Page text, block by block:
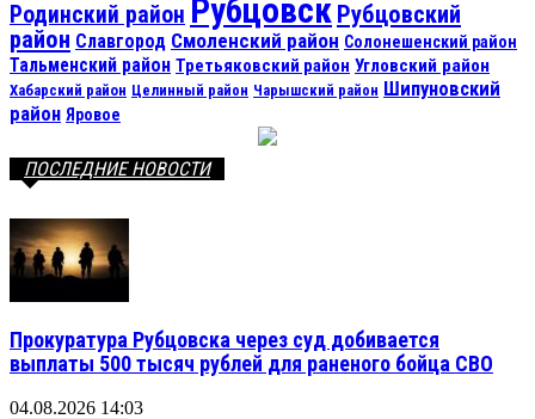
Родинский район Рубцовск Рубцовский
район Славгород Смоленский район Солонешенский район
Тальменский район Третьяковский район Угловский район
Хабарский район Целинный район Чарышский район Шипуновский
район Яровое
ПОСЛЕДНИЕ НОВОСТИ
Прокуратура Рубцовска через суд добивается
выплаты 500 тысяч рублей для раненого бойца СВО
04.08.2026 14:03